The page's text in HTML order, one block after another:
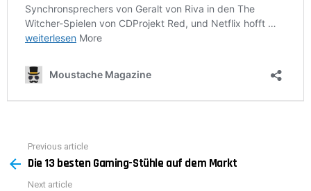
more
Previous article
Die 13 besten Gaming-Stühle auf dem Markt
Next article